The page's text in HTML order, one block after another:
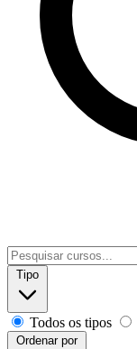
Tipo
Todos os tipos
Ordenar por